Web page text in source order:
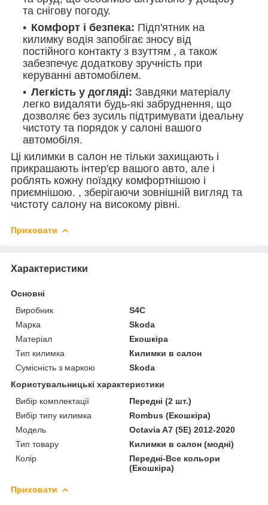
та снігову погоду.
Комфорт і безпека: Підп'ятник на
килимку водія запобігає зносу від
постійного контакту з взуттям , а також
забезпечує додаткову зручність при
керуванні автомобілем.
Легкість у догляді: Завдяки матеріалу
легко видаляти будь-які забруднення, що
дозволяє без зусиль підтримувати ідеальну
чистоту та порядок у салоні вашого
автомобіля.
Ці килимки в салон не тільки захищають і
прикрашають інтер'єр вашого авто, але і
роблять кожну поїздку комфортнішою і
приємнішою. , зберігаючи зовнішній вигляд та
чистоту салону на високому рівні.
Приховати
Характеристики
Основні
Виробник
S4C
Марка
Skoda
Матеріал
Екошкіра
Тип килимка
Килимки в салон
Сумісність з маркою
Skoda
Користувальницькі характеристики
Вибір комплектації
Передні (2 шт.)
Вибір типу килимка
Rombus (Екошкіра)
Мoдель
Octavia A7 (5E) 2012-2020
Тип товару
Килимки в салон (модні)
Колір
Передні-Все кольори
(Екошкіра)
Приховати